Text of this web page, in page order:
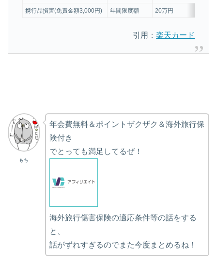
携行品損害(免責金額3,000円) 年間限度額 20万円
引用：楽天カード
もち
年会費無料＆ポイントザクザク＆海外旅行保
険付き
でとっても満足してるぜ！
海外旅行傷害保険の適応条件等の話をする
と、
話がずれすぎるのでまた今度まとめるね！